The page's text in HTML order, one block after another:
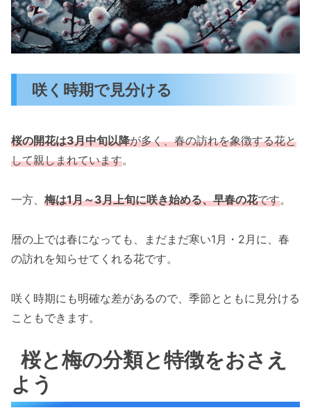
咲く時期で見分ける
桜の開花は3月中旬以降が多く、春の訪れを象徴する花と
して親しまれています。
一方、 梅は1月～3月上旬に咲き始める、早春の花です。
暦の上では春になっても、まだまだ寒い1月・2月に、春
の訪れを知らせてくれる花です。
咲く時期にも明確な差があるので、季節とともに見分ける
こともできます。
桜と梅の分類と特徴をおさえ
よう